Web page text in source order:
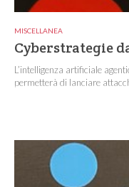
MISCELLANEA
Cyberstrategie
L’intelligenza artificiale
permetterà di lanciare